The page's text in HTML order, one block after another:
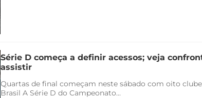
Série D começa a definir acessos; veja
assistir
Quartas de final começam neste sábado com oito
Brasil A Série D do Campeonato...